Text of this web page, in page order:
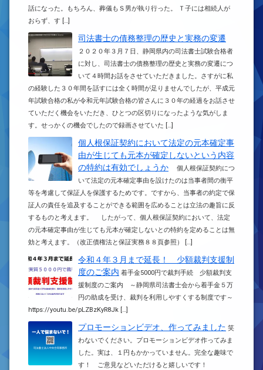
話になった。もちろん、葬儀もＳ男が執り行った。 Ｔ子には相続人が
おらず、す […]
司法書士の債務整理の歴史と実務の変遷
２０２０年３月７日、静岡県内の司法書士試験合格者
に対し、司法書士の債務整理の歴史と実務の変遷につ
いて４時間お話をさせていただきました。さすがに私
の経験した３０年間を話すには全く時間が足りませんでしたが、平成元
年試験合格の私が令和元年試験合格の皆さんに３０年の経過をお話させ
ていただく機会をいただき、ひとつの区切りになったような気がしま
す。せっかくの機会でしたので録画させていた […]
個人根保証契約において法定の元本確定事
由が生じても元本が確定しないという内容
の特約は有効でしょうか
個人根保証契約につ
いて法定の元本確定事由を設けたのは当事者間の衡平
等を考慮して保証人を保護するためです。ですから、当事者の約定で保
証人の責任を追及することができる範囲を広めることは立法の趣旨に反
するものと考えます。 したがって、個人根保証契約において、法定
の元本確定事由が生じても元本が確定しないとの特約を定めることは無
効と考えます。（改正債権法と保証実務８８頁参照） […]
令和４年３月まで延長！ 少額裁判支援制
度のご案内 着手金5000円で裁判手続 少額裁判支
援制度のご案内 ～静岡県司法書士会から着手金５万
円の助成を受け、裁判を利用しやすくする制度です～
https://youtu.be/pLZBzKyR8Jk […]
プロモーションビデオ、作ってみました 笑
わないでください。プロモーションビデオ作ってみま
した。実は、１円もかかっていません。完全な趣味で
す！ ご意見などいただけると嬉しいです！